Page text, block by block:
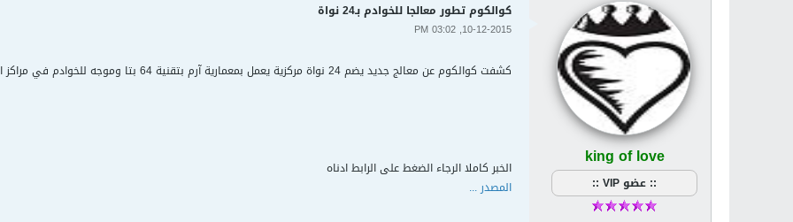
king of love
:: عضو VIP ::
كوالكوم تطور معالجا للخوادم بـ24 نواة
10-12-2015, 03:02 PM
كشفت كوالكوم عن معالج جديد يضم 24 نواة مركزية يعمل بمعمارية آرم بتقنية 64 بتا وموجه للخوادم في مراكز البيانات، على خلاف معالجاتها السابقة الموجهة للأجهزة الذكية.
الخبر كاملا الرجاء الضغط على الرابط ادناه
المصدر ...